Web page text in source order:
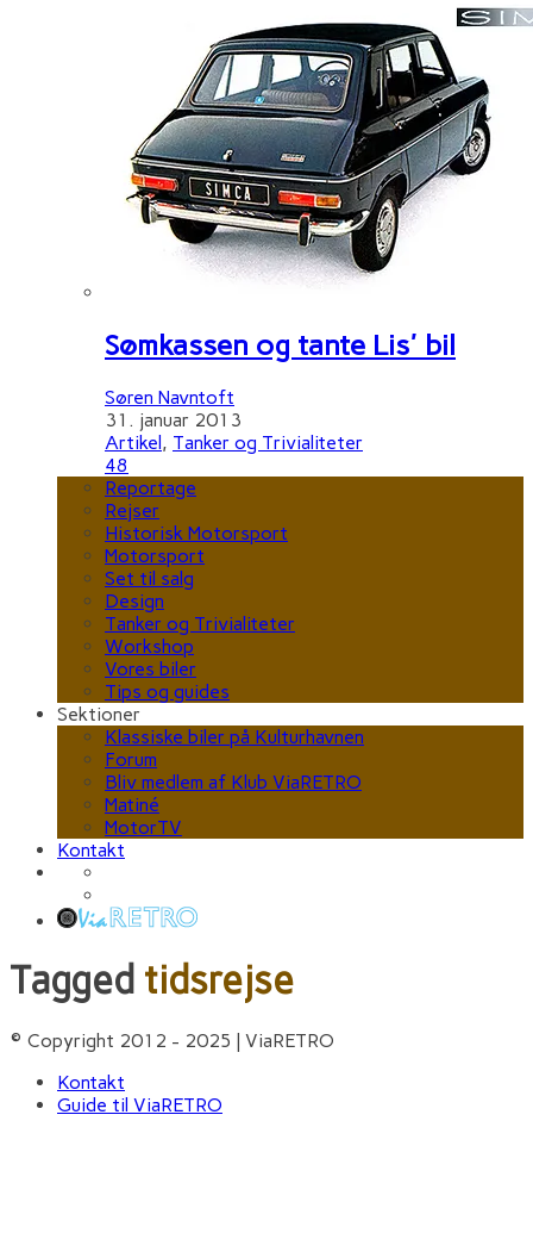
Sømkassen og tante Lis' bil
Søren Navntoft
31. januar 2013
Artikel, Tanker og Trivialiteter
48
Reportage
Rejser
Historisk Motorsport
Motorsport
Set til salg
Design
Tanker og Trivialiteter
Workshop
Vores biler
Tips og guides
Sektioner
Klassiske biler på Kulturhavnen
Forum
Bliv medlem af Klub ViaRETRO
Matiné
MotorTV
Kontakt
Tagged tidsrejse
© Copyright 2012 - 2025 | ViaRETRO
Kontakt
Guide til ViaRETRO